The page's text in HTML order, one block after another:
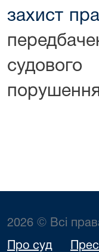
захист
2026 © Всі
Про суд